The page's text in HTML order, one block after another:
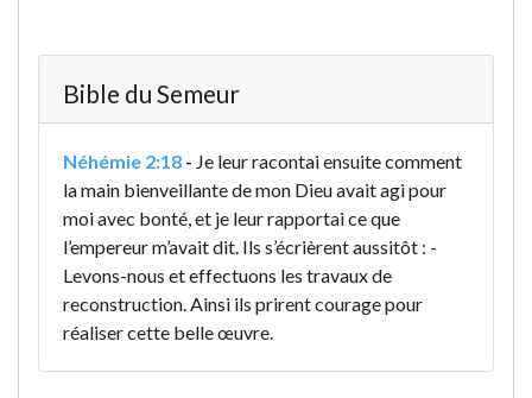
Bible du Semeur
Néhémie 2:18 - Je leur racontai ensuite comment
la main bienveillante de mon Dieu avait agi pour
moi avec bonté, et je leur rapportai ce que
l’empereur m’avait dit. Ils s’écrièrent aussitôt : -
Levons-nous et effectuons les travaux de
reconstruction. Ainsi ils prirent courage pour
réaliser cette belle œuvre.